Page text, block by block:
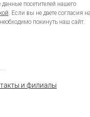
посетителей нашего
. Если вы не даете согласия
покинуть наш сайт.
и филиалы